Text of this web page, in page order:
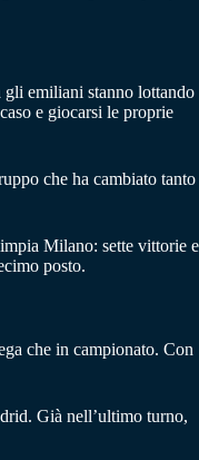
emiliani stanno lottando
e giocarsi le proprie
che ha cambiato tanto
Milano: sette vittorie e
posto.
che in campionato. Con
Già nell’ultimo turno,